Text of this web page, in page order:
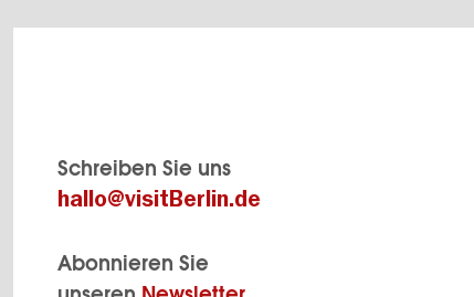
Schreiben Sie uns
hallo@visitBerlin.de
Abonnieren Sie